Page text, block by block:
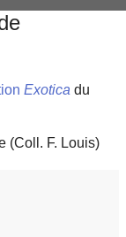
Exotica du
(Coll. F. Louis)